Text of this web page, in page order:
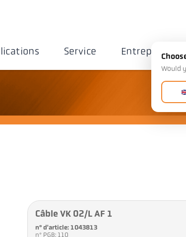
Service Entreprise
Câble VK 02/L AF 1
n° d'article: 1043813
n° PGB: 110
Would